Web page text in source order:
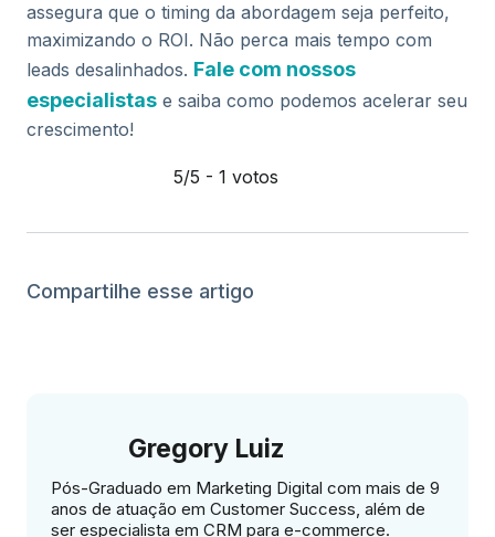
assegura que o timing da abordagem seja perfeito,
maximizando o ROI. Não perca mais tempo com
leads desalinhados. Fale com nossos
especialistas e saiba como podemos acelerar seu
crescimento!
5/5 - 1 votos
Compartilhe esse artigo
Gregory Luiz
Pós-Graduado em Marketing Digital com mais de 9
anos de atuação em Customer Success, além de
ser especialista em CRM para e-commerce.